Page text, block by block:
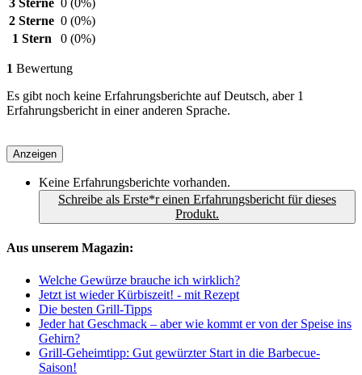
3 Sterne 0 (0%)
2 Sterne 0 (0%)
1 Stern
0 (0%)
1 Bewertung
Es gibt noch keine Erfahrungsberichte auf Deutsch, aber 1
Erfahrungsbericht in einer anderen Sprache.
Anzeigen
Keine Erfahrungsberichte vorhanden.
Schreibe als Erste*r einen Erfahrungsbericht für dieses
Produkt.
Aus unserem Magazin:
Welche Gewürze brauche ich wirklich?
Jetzt ist wieder Kürbiszeit! - mit Rezept
Die besten Grill-Tipps
Jeder hat Geschmack – aber wie kommt er von der Speise ins
Gehirn?
Grill-Geheimtipp: Gut gewürzter Start in die Barbecue-
Saison!